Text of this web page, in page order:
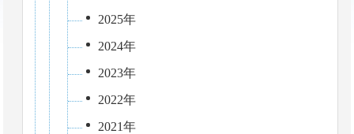
2025年
2024年
2023年
2022年
2021年